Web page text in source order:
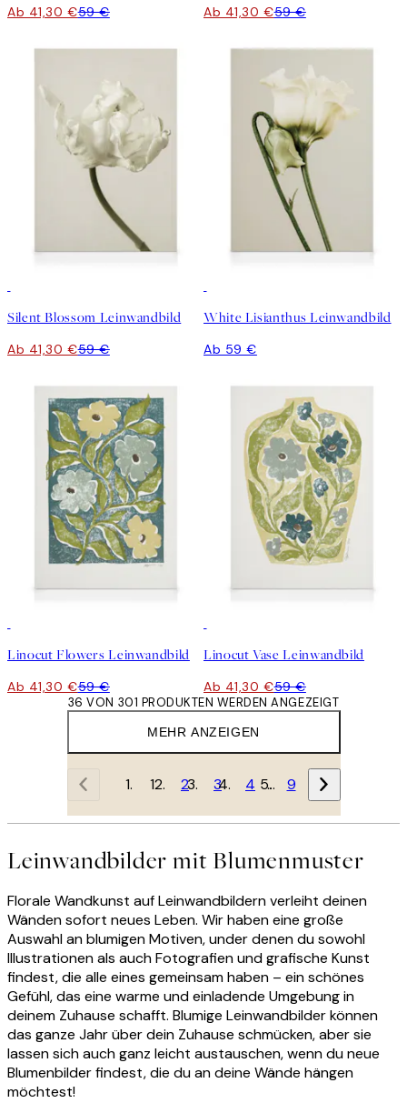
Ab 41,30 €59 € Ab 41,30 €59 €
Silent Blossom Leinwandbild
Ab 41,30 €59 €
White Lisianthus Leinwandbild
Ab 59 €
Linocut Flowers Leinwandbild
Ab 41,30 €59 €
Linocut Vase Leinwandbild
Ab 41,30 €59 €
MEHR ANZEIGEN
36 VON 301 PRODUKTEN WERDEN ANGEZEIGT
1 2 3 4 … 9
Leinwandbilder mit Blumenmuster
Florale Wandkunst auf Leinwandbildern verleiht deinen
Wänden sofort neues Leben. Wir haben eine große
Auswahl an blumigen Motiven, under denen du sowohl
Illustrationen als auch Fotografien und grafische Kunst
findest, die alle eines gemeinsam haben – ein schönes
Gefühl, das eine warme und einladende Umgebung in
deinem Zuhause schafft. Blumige Leinwandbilder können
das ganze Jahr über dein Zuhause schmücken, aber sie
lassen sich auch ganz leicht austauschen, wenn du neue
Blumenbilder findest, die du an deine Wände hängen
möchtest!